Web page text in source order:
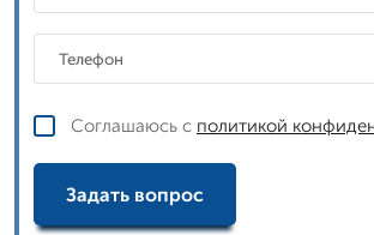
Соглашаюсь с политикой
Задать вопрос